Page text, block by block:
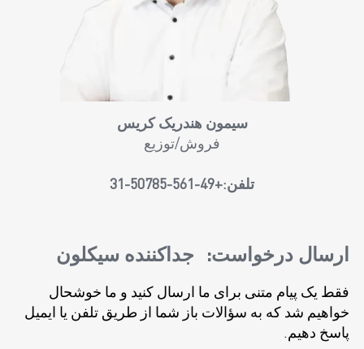
سیمون هندریک کریس
فروش/توزیع
تلفن:+49-561-50785-31
ارسال درخواست: جداکننده سیکلون
فقط یک پیام متنی برای ما ارسال کنید و ما خوشحال
خواهیم شد که به سؤالات باز شما از طریق تلفن یا ایمیل
پاسخ دهیم.